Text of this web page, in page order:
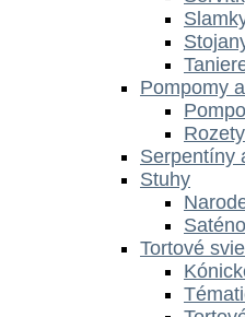
Pompomy
Rozety
Serpentíny
Stuhy
Tortové